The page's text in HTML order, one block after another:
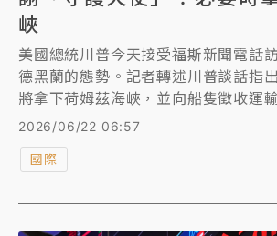
峽
美國總統川普今天接受福斯新聞電話
德黑蘭的態勢。記者轉述川普談話指
將拿下荷姆茲海峽，並向船隻徵收運
用。他還說，伊朗總統最好管好自己
伊朗其他部分。
2026/06/22 06:57
國際